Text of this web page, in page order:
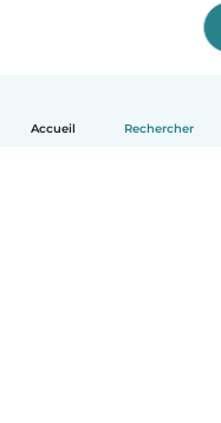
Accueil Rechercher